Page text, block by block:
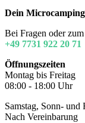
Dein
Bei Fragen oder
+49 7731 922 20 71
Öffnungszeiten
Montag bis Freitag
08:00 - 18:00 Uhr
Samstag, Sonn- und
Nach Vereinbarung